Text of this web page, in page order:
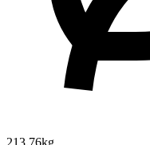
213.76kg